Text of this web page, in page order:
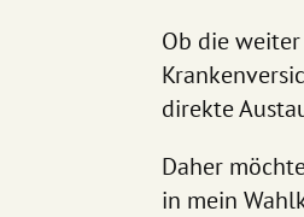
Ob die
direkte
Daher
in mein